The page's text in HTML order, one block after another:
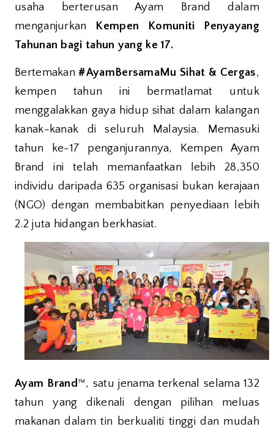
usaha berterusan Ayam Brand dalam
menganjurkan
Kempen Komuniti Penyayang
Tahunan bagi tahun yang ke 17.
Bertemakan#AyamBersamaMu Sihat & Cergas,
kempen tahun ini bermatlamat untuk
menggalakkan gaya hidup sihat dalam kalangan
kanak-kanak di seluruh Malaysia. Memasuki
tahun ke-17 penganjurannya, Kempen Ayam
Brand ini telah memanfaatkan lebih 28,350
individu daripada 635 organisasi bukan kerajaan
(NGO) dengan membabitkan penyediaan lebih
2.2 juta hidangan berkhasiat.
Ayam Brand™, satu jenama terkenal selama 132
tahun yang dikenali dengan pilihan meluas
makanan dalam tin berkualiti tinggi dan mudah